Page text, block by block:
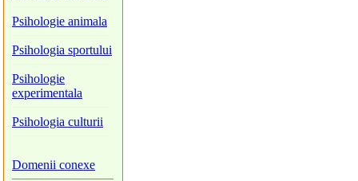
Psihologie animala
Psihologia sportului
Psihologie
experimentala
Psihologia culturii
Domenii conexe